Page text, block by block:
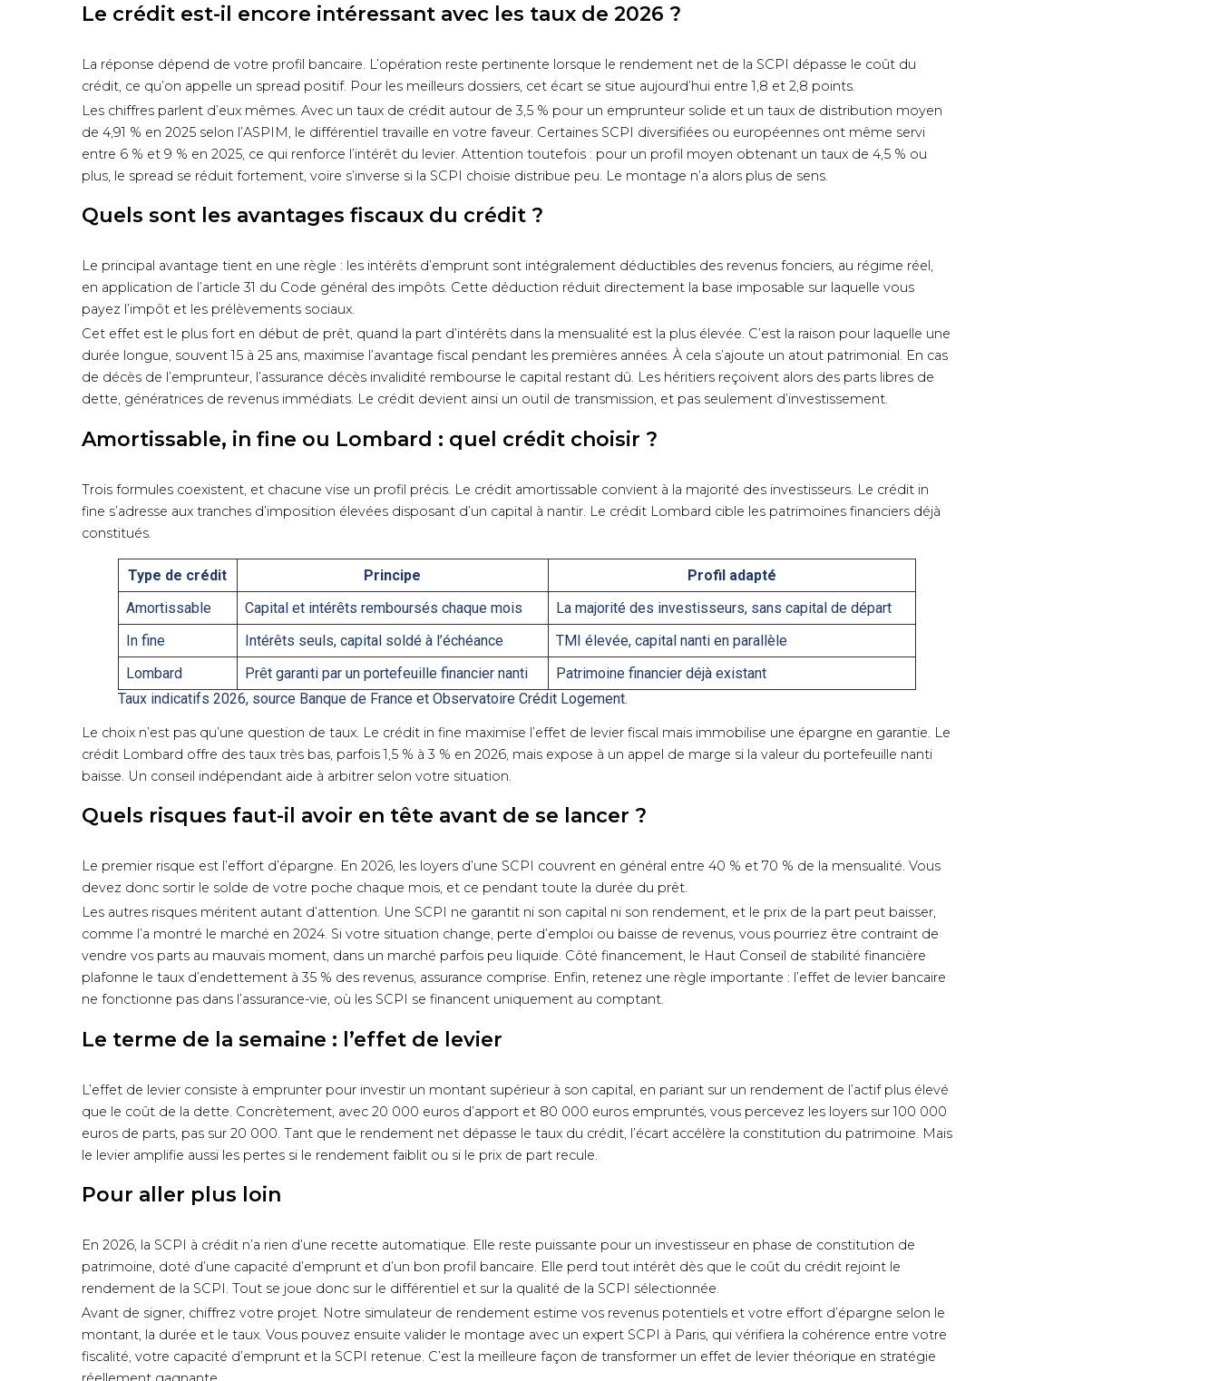
Le crédit est-il encore intéressant avec les taux de 2026 ?
La réponse dépend de votre profil bancaire. L’opération reste pertinente lorsque le rendement net de la SCPI dépasse le coût du
crédit, ce qu’on appelle un spread positif. Pour les meilleurs dossiers, cet écart se situe aujourd’hui entre 1,8 et 2,8 points.
Les chiffres parlent d’eux mêmes. Avec un taux de crédit autour de 3,5 % pour un emprunteur solide et un taux de distribution moyen
de 4,91 % en 2025 selon l’ASPIM, le différentiel travaille en votre faveur. Certaines SCPI diversifiées ou européennes ont même servi
entre 6 % et 9 % en 2025, ce qui renforce l’intérêt du levier. Attention toutefois : pour un profil moyen obtenant un taux de 4,5 % ou
plus, le spread se réduit fortement, voire s’inverse si la SCPI choisie distribue peu. Le montage n’a alors plus de sens.
Quels sont les avantages fiscaux du crédit ?
Le principal avantage tient en une règle : les intérêts d’emprunt sont intégralement déductibles des revenus fonciers, au régime réel,
en application de l’article 31 du Code général des impôts. Cette déduction réduit directement la base imposable sur laquelle vous
payez l’impôt et les prélèvements sociaux.
Cet effet est le plus fort en début de prêt, quand la part d’intérêts dans la mensualité est la plus élevée. C’est la raison pour laquelle une
durée longue, souvent 15 à 25 ans, maximise l’avantage fiscal pendant les premières années. À cela s’ajoute un atout patrimonial. En cas
de décès de l’emprunteur, l’assurance décès invalidité rembourse le capital restant dû. Les héritiers reçoivent alors des parts libres de
dette, génératrices de revenus immédiats. Le crédit devient ainsi un outil de transmission, et pas seulement d’investissement.
Amortissable, in fine ou Lombard : quel crédit choisir ?
Trois formules coexistent, et chacune vise un profil précis. Le crédit amortissable convient à la majorité des investisseurs. Le crédit in
fine s’adresse aux tranches d’imposition élevées disposant d’un capital à nantir. Le crédit Lombard cible les patrimoines financiers déjà
constitués.
Type de crédit Principe
Profil adapté
Amortissable
Capital et intérêts remboursés chaque mois
La majorité des investisseurs, sans capital de départ
In fine
Intérêts seuls, capital soldé à l’échéance
TMI élevée, capital nanti en parallèle
Lombard
Prêt garanti par un portefeuille financier nanti
Patrimoine financier déjà existant
Taux indicatifs 2026, source Banque de France et Observatoire Crédit Logement.
Le choix n’est pas qu’une question de taux. Le crédit in fine maximise l’effet de levier fiscal mais immobilise une épargne en garantie. Le
crédit Lombard offre des taux très bas, parfois 1,5 % à 3 % en 2026, mais expose à un appel de marge si la valeur du portefeuille nanti
baisse. Un conseil indépendant aide à arbitrer selon votre situation.
Quels risques faut-il avoir en tête avant de se lancer ?
Le premier risque est l’effort d’épargne. En 2026, les loyers d’une SCPI couvrent en général entre 40 % et 70 % de la mensualité. Vous
devez donc sortir le solde de votre poche chaque mois, et ce pendant toute la durée du prêt.
Les autres risques méritent autant d’attention. Une SCPI ne garantit ni son capital ni son rendement, et le prix de la part peut baisser,
comme l’a montré le marché en 2024. Si votre situation change, perte d’emploi ou baisse de revenus, vous pourriez être contraint de
vendre vos parts au mauvais moment, dans un marché parfois peu liquide. Côté financement, le Haut Conseil de stabilité financière
plafonne le taux d’endettement à 35 % des revenus, assurance comprise. Enfin, retenez une règle importante : l’effet de levier bancaire
ne fonctionne pas dans l’assurance-vie, où les SCPI se financent uniquement au comptant.
Le terme de la semaine : l’effet de levier
L’effet de levier consiste à emprunter pour investir un montant supérieur à son capital, en pariant sur un rendement de l’actif plus élevé
que le coût de la dette. Concrètement, avec 20 000 euros d’apport et 80 000 euros empruntés, vous percevez les loyers sur 100 000
euros de parts, pas sur 20 000. Tant que le rendement net dépasse le taux du crédit, l’écart accélère la constitution du patrimoine. Mais
le levier amplifie aussi les pertes si le rendement faiblit ou si le prix de part recule.
Pour aller plus loin
En 2026, la SCPI à crédit n’a rien d’une recette automatique. Elle reste puissante pour un investisseur en phase de constitution de
patrimoine, doté d’une capacité d’emprunt et d’un bon profil bancaire. Elle perd tout intérêt dès que le coût du crédit rejoint le
rendement de la SCPI. Tout se joue donc sur le différentiel et sur la qualité de la SCPI sélectionnée.
Avant de signer, chiffrez votre projet. Notre simulateur de rendement estime vos revenus potentiels et votre effort d’épargne selon le
montant, la durée et le taux. Vous pouvez ensuite valider le montage avec un expert SCPI à Paris, qui vérifiera la cohérence entre votre
fiscalité, votre capacité d’emprunt et la SCPI retenue. C’est la meilleure façon de transformer un effet de levier théorique en stratégie